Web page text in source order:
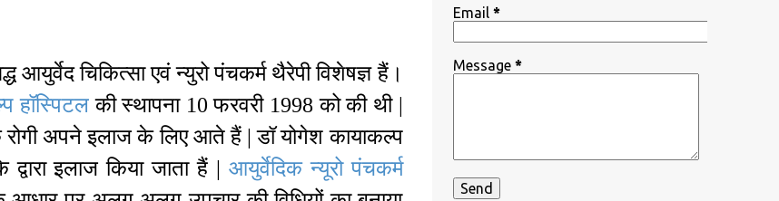
चिकित्सा एवं न्युरो पंचकर्म थैरेपी विशेषज्ञ हैं।
हॉस्पिटल की स्थापना 10 फरवरी 1998 को की थी |
रोगी अपने इलाज के लिए आते हैं | डॉ योगेश कायाकल्प
इलाज किया जाता हैं | आयुर्वेदिक न्यूरो पंचकर्म
Email *
Message *